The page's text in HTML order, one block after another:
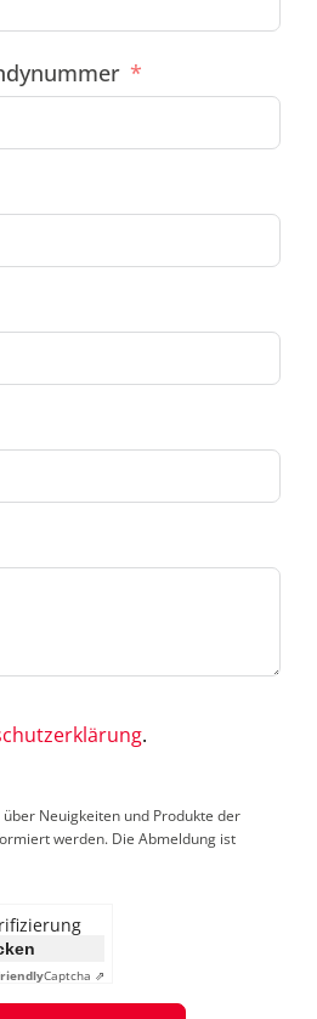
.
über Neuigkeiten und Produkte der
werden. Die Abmeldung ist
Captcha ⇗